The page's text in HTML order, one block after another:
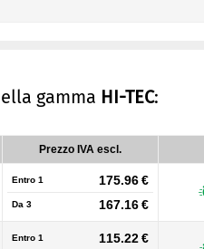
gamma HI-TEC:
Prezzo IVA escl.
Entro 1 175.96 €
Da 3 167.16 €
Entro 1 115.22 €